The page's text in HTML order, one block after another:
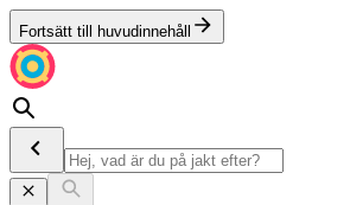
Fortsätt till huvudinnehåll